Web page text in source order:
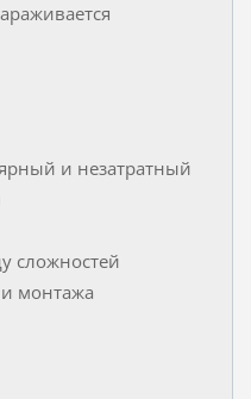
и незатратный
сложностей
монтажа